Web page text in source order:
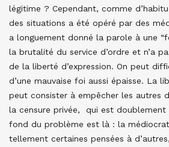
légitime ? Cependant, comme
des situations a été opéré par des
a longuement donné la parole à une
la brutalité du service d’ordre et n’a
de la liberté d’expression. On peut
d’une mauvaise foi aussi épaisse. La
peut consister à empêcher les autres
la censure privée, qui est doublement
fond du problème est là : la
tellement certaines pensées à